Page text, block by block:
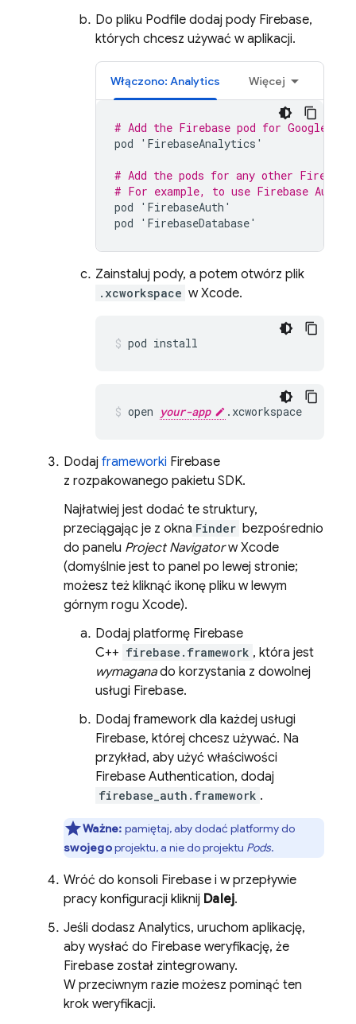
Do pliku Podfile dodaj pody Firebase,
których chcesz używać w aplikacji.
Włączono: Analytics Więcej
# Add the Firebase pod for Google
pod
' FirebaseAnalytics '
# Add the pods for any other
# For example, to use Firebase
pod
' FirebaseAuth '
pod
' FirebaseDatabase'
Zainstaluj pody, a potem otwórz plik
.xcworkspace w Xcode.
pod install
open your-app .xcworkspace
Dodaj frameworki Firebase
z rozpakowanego pakietu SDK.
Najłatwiej jest dodać te struktury,
przeciągając je z okna Finder bezpośrednio
do panelu Project Navigatorw Xcode
(domyślnie jest to panel po lewej stronie;
możesz też kliknąć ikonę pliku w lewym
górnym rogu Xcode).
Dodaj platformę Firebase
C++ firebase.framework , która jest
wymaganado korzystania z dowolnej
usługi Firebase.
Dodaj framework dla każdej usługi
Firebase, której chcesz używać. Na
przykład, aby użyć właściwości
Firebase Authentication, dodaj
firebase_auth.framework .
Ważne: pamiętaj, aby dodać platformy do
swojegoprojektu, a nie do projektu Pods.
Wróć do konsoli Firebase i w przepływie
pracy konfiguracji kliknij Dalej.
Jeśli dodasz Analytics, uruchom aplikację,
aby wysłać do Firebase weryfikację, że
Firebase został zintegrowany.
W przeciwnym razie możesz pominąć ten
krok weryfikacji.